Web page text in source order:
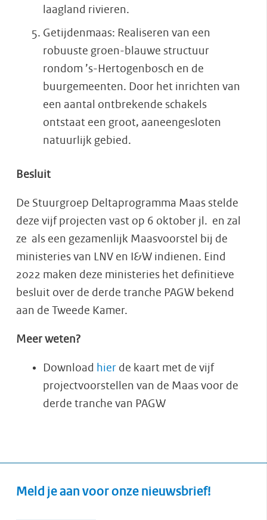
laagland rivieren.
Getijdenmaas: Realiseren van een
robuuste groen-blauwe structuur
rondom ’s-Hertogenbosch en de
buurgemeenten. Door het inrichten van
een aantal ontbrekende schakels
ontstaat een groot, aaneengesloten
natuurlijk gebied.
Besluit
De Stuurgroep Deltaprogramma Maas stelde
deze vijf projecten vast op 6 oktober jl. en zal
ze als een gezamenlijk Maasvoorstel bij de
ministeries van LNV en I&W indienen. Eind
2022 maken deze ministeries het definitieve
besluit over de derde tranche PAGW bekend
aan de Tweede Kamer.
Meer weten?
Download hier de kaart met de vijf
projectvoorstellen van de Maas voor de
derde tranche van PAGW
Meld je aan voor onze nieuwsbrief!